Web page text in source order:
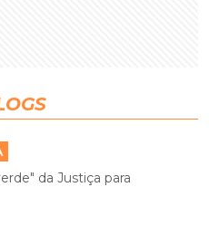
da Justiça para